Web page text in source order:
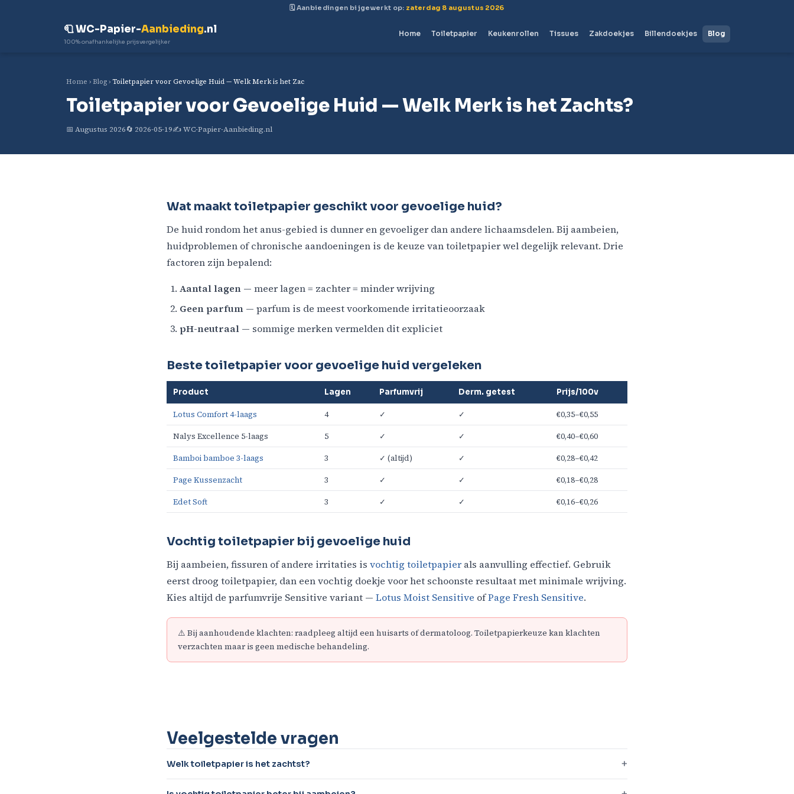
🗓 Aanbiedingen bijgewerkt op: zaterdag 8 augustus 2026
🧻 WC-Papier-Aanbieding.nl
100% onafhankelijke prijsvergelijker
Home Toiletpapier Keukenrollen Tissues Zakdoekjes Billendoekjes Blog
Home ›Blog›Toiletpapier voor Gevoelige Huid — Welk Merk is het Zac
Toiletpapier voor Gevoelige Huid — Welk Merk is het Zachts?
📅 Augustus 2026🔄 2026-05-19✍️ WC-Papier-Aanbieding.nl
Wat maakt toiletpapier geschikt voor gevoelige huid?
De huid rondom het anus-gebied is dunner en gevoeliger dan andere lichaamsdelen. Bij aambeien,
huidproblemen of chronische aandoeningen is de keuze van toiletpapier wel degelijk relevant. Drie
factoren zijn bepalend:
Aantal lagen — meer lagen = zachter = minder wrijving
Geen parfum — parfum is de meest voorkomende irritatieoorzaak
pH-neutraal — sommige merken vermelden dit expliciet
Beste toiletpapier voor gevoelige huid vergeleken
Product Lagen Parfumvrij Derm. getest Prijs/100v
Lotus Comfort 4-laags 4 ✓ ✓ €0,35–€0,55
Nalys Excellence 5-laags 5 ✓ ✓ €0,40–€0,60
Bamboi bamboe 3-laags 3 ✓ (altijd) ✓ €0,28–€0,42
Page Kussenzacht 3 ✓ ✓ €0,18–€0,28
Edet Soft 3 ✓ ✓ €0,16–€0,26
Vochtig toiletpapier bij gevoelige huid
Bij aambeien, fissuren of andere irritaties is vochtig toiletpapier als aanvulling effectief. Gebruik
eerst droog toiletpapier, dan een vochtig doekje voor het schoonste resultaat met minimale wrijving.
Kies altijd de parfumvrije Sensitive variant — Lotus Moist Sensitive ofPage Fresh Sensitive.
⚠️ Bij aanhoudende klachten: raadpleeg altijd een huisarts of dermatoloog. Toiletpapierkeuze kan klachten
verzachten maar is geen medische behandeling.
Veelgestelde vragen
Welk toiletpapier is het zachtst?